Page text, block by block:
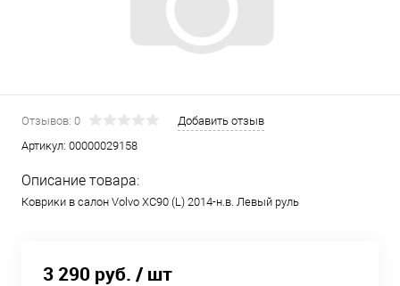
Отзывов: 0
Добавить отзыв
Артикул: 00000029158
Описание товара:
Коврики в салон Volvo XC90 (L) 2014-н.в. Левый руль
3 290 руб. / шт